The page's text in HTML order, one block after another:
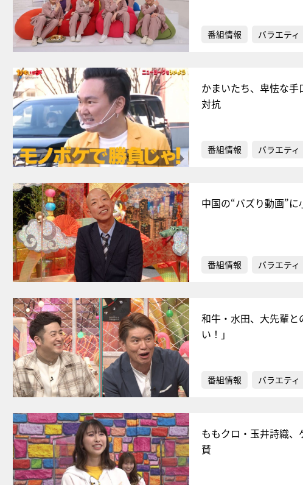
番組情報 バラエティ
かまいたち、卑怯な
対抗
番組情報 バラエティ
中国の“バズり動画”
番組情報 バラエティ
和牛・水田、大先輩
い！」
番組情報 バラエティ
ももクロ・玉井詩織
賛